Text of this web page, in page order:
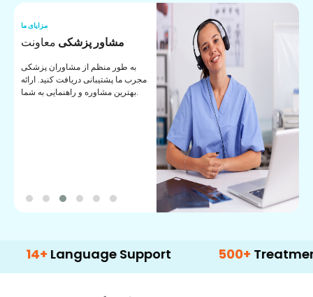
مزایای ما
مشاور پزشکی معاونت
به طور منظم از مشاوران پزشکی
مجرب ما پشتیبانی دریافت کنید. ارائه
بهترین مشاوره و راهنمایی به شما.
Language Support 500+ Treatment